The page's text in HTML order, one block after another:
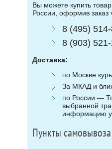
Вы можете купить
России, оформив заказ
8 (495)
8 (903)
Доставка:
по Москве
За МКАД и
по России —
выбранной
информацию у
Пункты